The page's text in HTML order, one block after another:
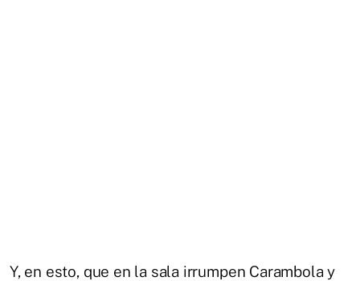
Y, en esto, que en la sala irrumpen Carambola y